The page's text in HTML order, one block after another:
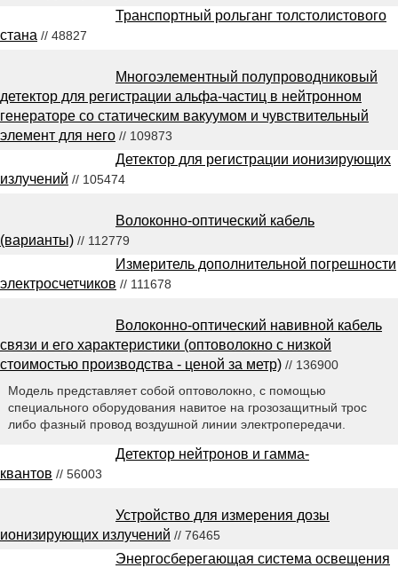
Транспортный рольганг толстолистового
стана // 48827
Многоэлементный полупроводниковый
детектор для регистрации альфа-частиц в нейтронном
генераторе со статическим вакуумом и чувствительный
элемент для него // 109873
Детектор для регистрации ионизирующих
излучений // 105474
Волоконно-оптический кабель
(варианты) // 112779
Измеритель дополнительной погрешности
электросчетчиков // 111678
Волоконно-оптический навивной кабель
связи и его характеристики (оптоволокно с низкой
стоимостью производства - ценой за метр) // 136900
Модель представляет собой оптоволокно, с помощью
специального оборудования навитое на грозозащитный трос
либо фазный провод воздушной линии электропередачи.
Детектор нейтронов и гамма-
квантов // 56003
Устройство для измерения дозы
ионизирующих излучений // 76465
Энергосберегающая система освещения